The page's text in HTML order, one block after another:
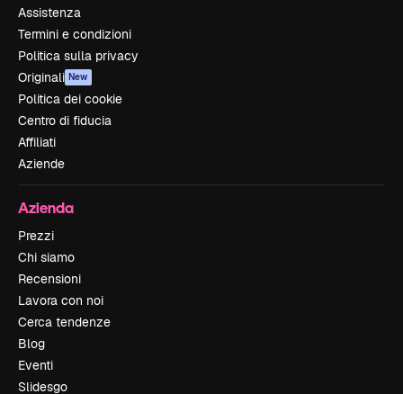
Assistenza
Termini e condizioni
Politica sulla privacy
Originali New
Politica dei cookie
Centro di fiducia
Affiliati
Aziende
Azienda
Prezzi
Chi siamo
Recensioni
Lavora con noi
Cerca tendenze
Blog
Eventi
Slidesgo